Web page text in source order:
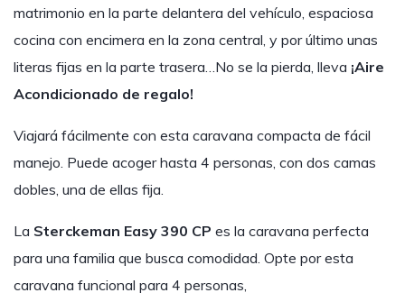
matrimonio en la parte delantera del vehículo, espaciosa
cocina con encimera en la zona central, y por último unas
literas fijas en la parte trasera…No se la pierda, lleva ¡Aire
Acondicionado de regalo!
Viajará fácilmente con esta caravana compacta de fácil
manejo. Puede acoger hasta 4 personas, con dos camas
dobles, una de ellas fija.
La Sterckeman Easy 390 CP es la caravana perfecta
para una familia que busca comodidad. Opte por esta
caravana funcional para 4 personas,